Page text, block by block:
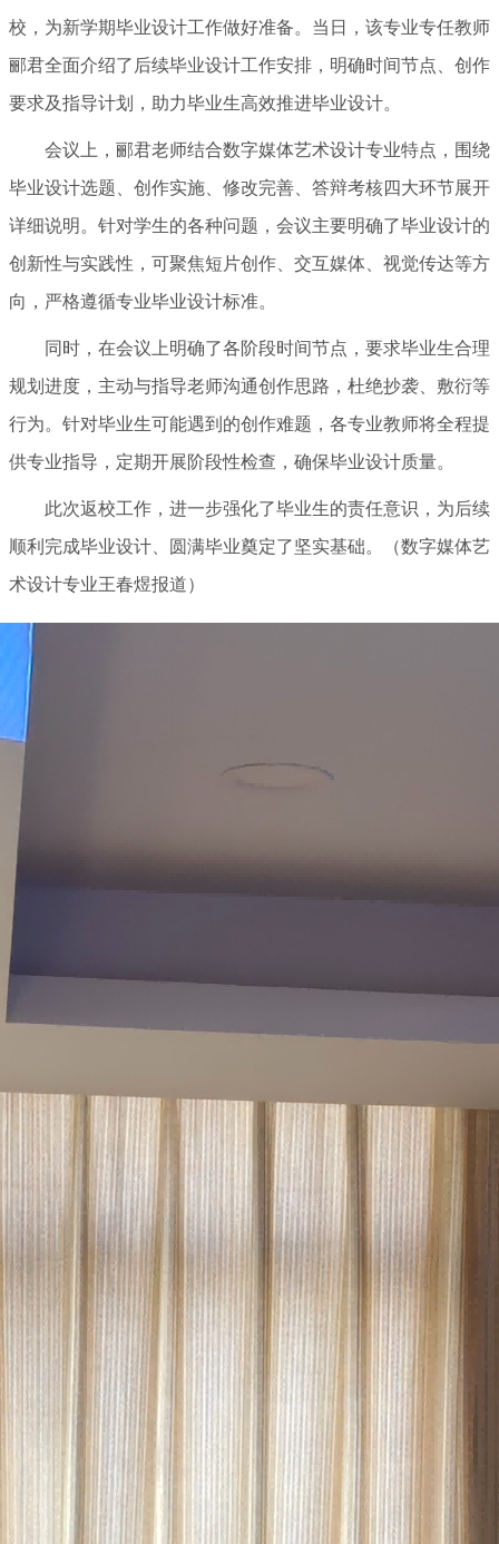
校，为新学期毕业设计工作做好准备。当日，该专业专任教师
郦君全面介绍了后续毕业设计工作安排，明确时间节点、创作
要求及指导计划，助力毕业生高效推进毕业设计。
会议上，郦君老师结合数字媒体艺术设计专业特点，围绕
毕业设计选题、创作实施、修改完善、答辩考核四大环节展开
详细说明。针对学生的各种问题，会议主要明确了毕业设计的
创新性与实践性，可聚焦短片创作、交互媒体、视觉传达等方
向，严格遵循专业毕业设计标准。
同时，在会议上明确了各阶段时间节点，要求毕业生合理
规划进度，主动与指导老师沟通创作思路，杜绝抄袭、敷衍等
行为。针对毕业生可能遇到的创作难题，各专业教师将全程提
供专业指导，定期开展阶段性检查，确保毕业设计质量。
此次返校工作，进一步强化了毕业生的责任意识，为后续
顺利完成毕业设计、圆满毕业奠定了坚实基础。（数字媒体艺
术设计专业王春煜报道）